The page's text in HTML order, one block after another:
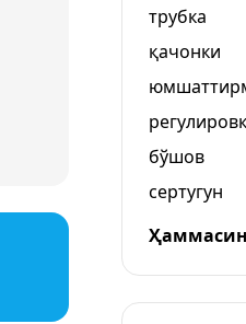
трубка
қачонки
бўшов
сертугун